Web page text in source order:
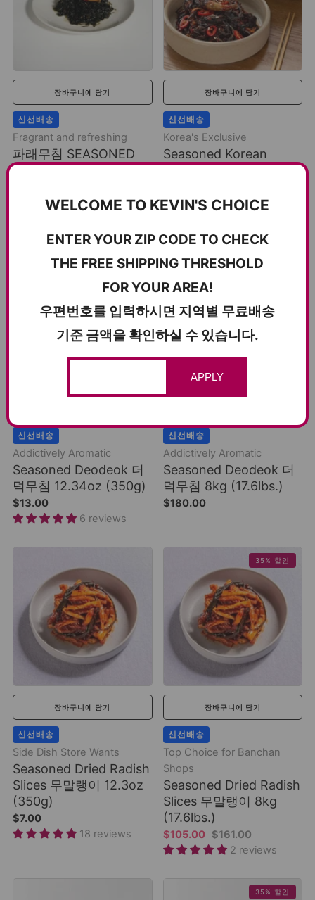
장바구니에 담기
신선배송
Fragrant and refreshing
파래무침 SEASONED
SEAWEED SALAD
$10.00
장바구니에 담기
신선배송
Korea's Exclusive
Seasoned Korean
$10.00
신선배송
Addictively Aromatic
Seasoned Deodeok 더
덕무침 12.34oz (350g)
$13.00
6 reviews
신선배송
Addictively Aromatic
Seasoned Deodeok 더
덕무침 8kg (17.6lbs.)
$180.00
장바구니에 담기
신선배송
Side Dish Store Wants
Seasoned Dried Radish
Slices 무말랭이 12.3oz
(350g)
$7.00
18 reviews
35% 할인
장바구니에 담기
신선배송
Top Choice for Banchan
Shops
Seasoned Dried Radish
Slices 무말랭이 8kg
(17.6lbs.)
$105.00 $161.00
2 reviews
35% 할인
WELCOME TO KEVIN'S CHOICE
ENTER YOUR ZIP CODE TO CHECK
THE FREE SHIPPING THRESHOLD
FOR YOUR AREA!
우편번호를 입력하시면 지역별 무료배송
기준 금액을 확인하실 수 있습니다.
APPLY